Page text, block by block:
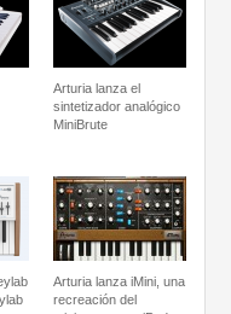
Arturia lanza el
sintetizador analógico
MiniBrute
Arturia lanza iMini, una
recreación del